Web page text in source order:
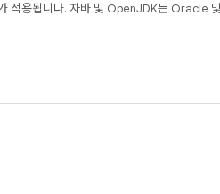
적용됩니다. 자바 및 OpenJDK는 Oracle